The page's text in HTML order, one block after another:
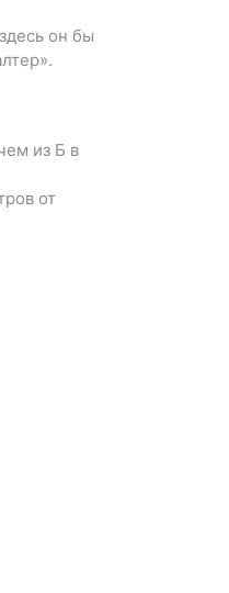
он бы
из Б в
от